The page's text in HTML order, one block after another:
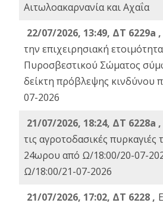
Αιτωλοακαρνανία και Αχαΐα
22/07/2026, 13:49, ΔΤ 6229a ,
την επιχειρησιακή
Πυροσβεστικού Σώματος
δείκτη πρόβλεψης κινδύνου
07-2026
21/07/2026, 18:24, ΔΤ 6228a ,
τις αγροτοδασικές πυρκαγιές
24ωρου από Ω/18:00/20-07-
Ω/18:00/21-07-2026
21/07/2026, 17:02, ΔΤ 6228 ,